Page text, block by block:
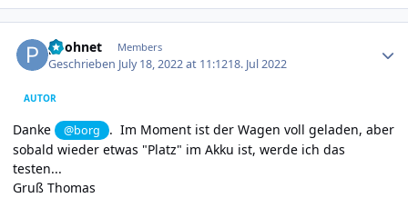
poohnet Members
Geschrieben July 18, 2022 at 11:1218. Jul 2022
AUTOR
Danke @borg
. Im Moment ist der Wagen voll geladen, aber
sobald wieder etwas "Platz" im Akku ist, werde ich das
testen...
Gruß Thomas